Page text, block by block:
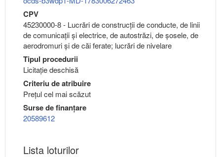
CPV
45230000-8 - Lucrări de construcţii de conducte, de linii
de comunicaţii şi electrice, de autostrăzi, de şosele, de
aerodromuri şi de căi ferate; lucrări de nivelare
Tipul procedurii
Licitație deschisă
Criteriu de atribuire
Preţul cel mai scăzut
Surse de finanțare
20589612
Lista loturilor